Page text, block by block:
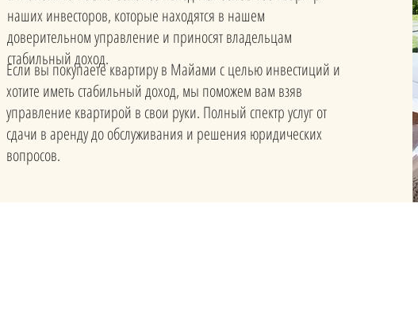
наших инвесторов, которые находятся в нашем
доверительном управление и приносят владельцам
стабильный доход.
Если вы покупаете квартиру в Майами с целью инвестиций и
хотите иметь стабильный доход, мы поможем вам взяв
управление квартирой в свои руки. Полный спектр услуг от
сдачи в аренду до обслуживания и решения юридических
вопросов.